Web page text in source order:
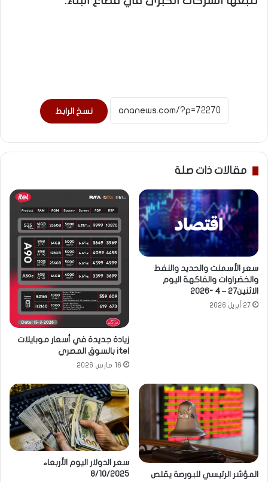
نسخ الرابط
مقالات ذات صلة
سعر الأسمنت والحديد والنفط
والخضراوات والفاكهة اليوم
الاثنين27 – 4 -2026
27 أبريل 2026
زيادة جديدة في أسعار موبايلات
itel بالسوق المصري
16 مارس 2026
المؤشر الرئيسي للبورصة يقلص
سعر الدولار اليوم الأربعاء
8/10/2025